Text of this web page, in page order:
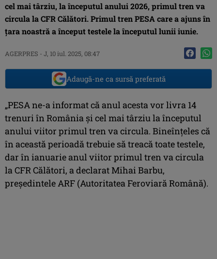
cel mai târziu, la începutul anului 2026, primul tren va
circula la CFR Călători. Primul tren PESA care a ajuns în
ţara noastră a început testele la începutul lunii iunie.
AGERPRES - J, 10 iul. 2025, 08:47
Adaugă-ne ca sursă preferată
„PESA ne-a informat că anul acesta vor livra 14
trenuri în România şi cel mai târziu la începutul
anului viitor primul tren va circula. Bineînţeles că
în această perioadă trebuie să treacă toate testele,
dar în ianuarie anul viitor primul tren va circula
la CFR Călători, a declarat Mihai Barbu,
președintele ARF (Autoritatea Feroviară Română).